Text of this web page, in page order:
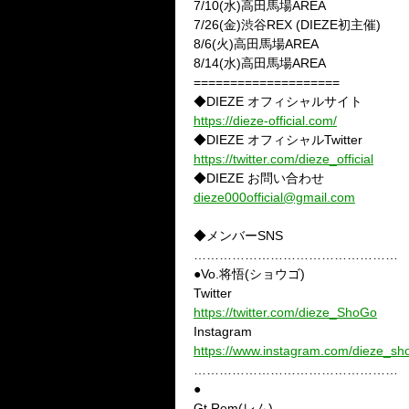
7/10(水)高田馬場AREA
7/26(金)渋谷REX (DIEZE初主催)
8/6(火)高田馬場AREA
8/14(水)高田馬場AREA
====================
◆DIEZE オフィシャルサイト
https://dieze-official.com/
◆DIEZE オフィシャルTwitter
https://twitter.com/dieze_official
◆DIEZE お問い合わせ
dieze000official@gmail.com
◆メンバーSNS
●Vo.将悟(ショウゴ)
Twitter
https://twitter.com/dieze_ShoGo
Instagram
https://www.instagram.com/
●